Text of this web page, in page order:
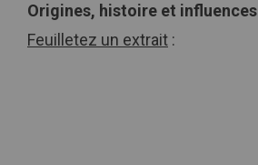
Origines, histoire et influences
Feuilletez un extrait :